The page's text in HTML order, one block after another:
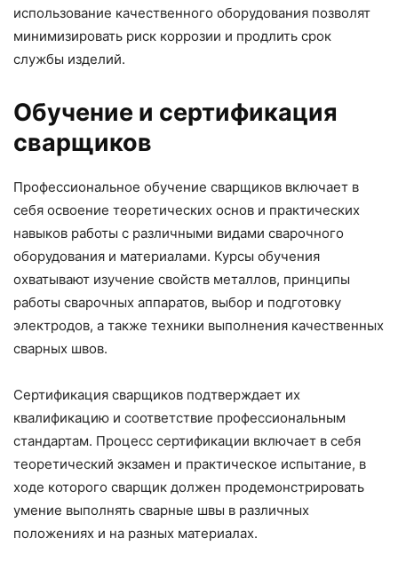
использование качественного оборудования позволят
минимизировать риск коррозии и продлить срок
службы изделий.
Обучение и сертификация
сварщиков
Профессиональное обучение сварщиков включает в
себя освоение теоретических основ и практических
навыков работы с различными видами сварочного
оборудования и материалами. Курсы обучения
охватывают изучение свойств металлов, принципы
работы сварочных аппаратов, выбор и подготовку
электродов, а также техники выполнения качественных
сварных швов.
Сертификация сварщиков подтверждает их
квалификацию и соответствие профессиональным
стандартам. Процесс сертификации включает в себя
теоретический экзамен и практическое испытание, в
ходе которого сварщик должен продемонстрировать
умение выполнять сварные швы в различных
положениях и на разных материалах.